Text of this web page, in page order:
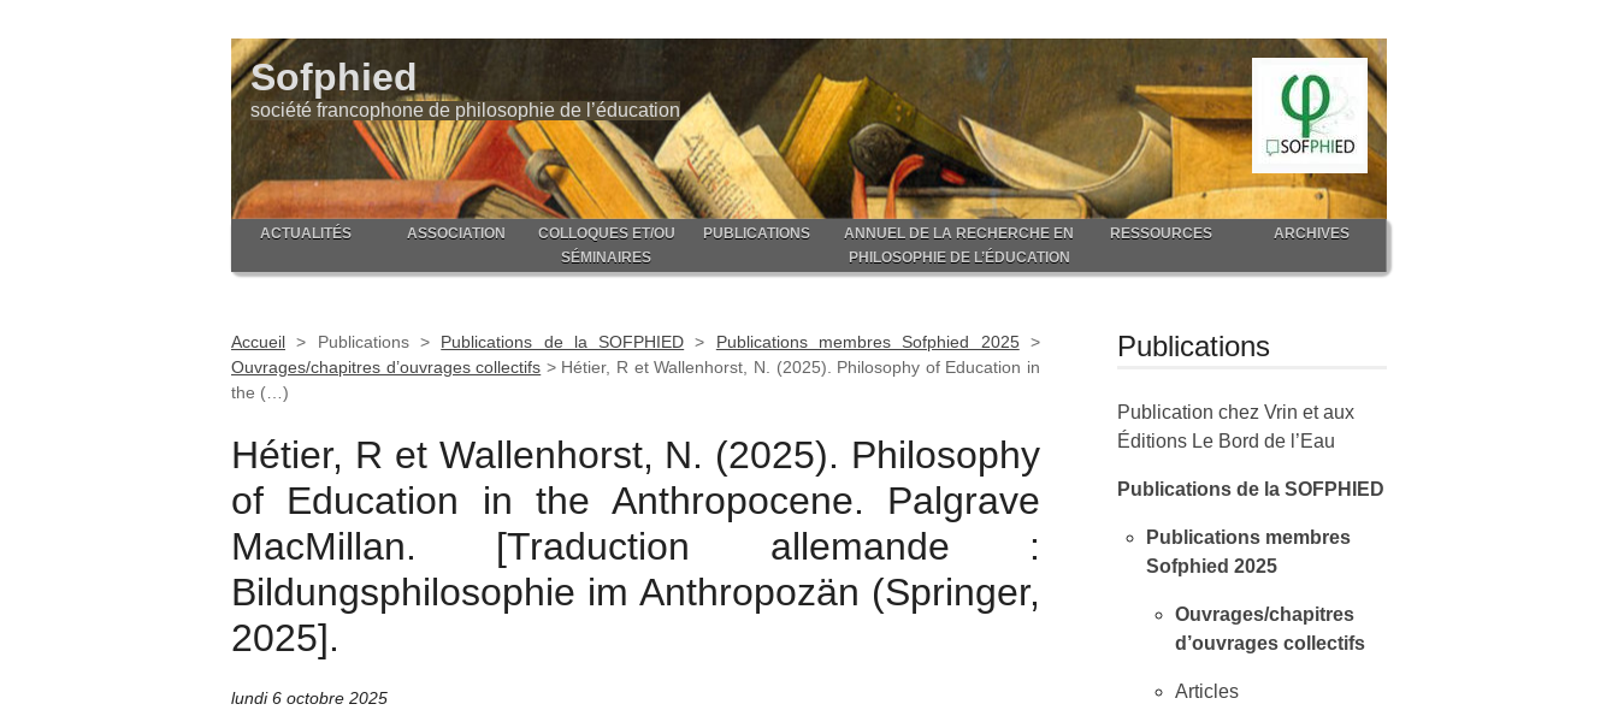
Sofphied
société francophone de philosophie de l’éducation
ACTUALITÉS ASSOCIATION
COLLOQUES ET/OU
SÉMINAIRES
PUBLICATIONS
ANNUEL DE LA RECHERCHE EN
PHILOSOPHIE DE L’ÉDUCATION
RESSOURCES ARCHIVES
Accueil > Publications> Publications de la SOFPHIED > Publications membres Sofphied 2025>
Ouvrages/chapitres d’ouvrages collectifs > Hétier, R et Wallenhorst, N. (2025). Philosophy of Education in
the (…)
Hétier, R et Wallenhorst, N. (2025). Philosophy
of Education in the Anthropocene. Palgrave
MacMillan. [Traduction allemande :
Bildungsphilosophie im Anthropozän (Springer,
2025].
lundi 6 octobre 2025
Publications
Publication chez Vrin et aux
Éditions Le Bord de l’Eau
Publications de la SOFPHIED
Publications membres
Sofphied 2025
Ouvrages/chapitres
d’ouvrages collectifs
Articles